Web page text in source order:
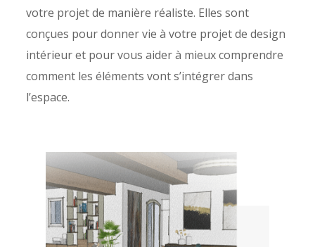
votre projet de manière réaliste. Elles sont
conçues pour donner vie à votre projet de design
intérieur et pour vous aider à mieux comprendre
comment les éléments vont s’intégrer dans
l’espace.